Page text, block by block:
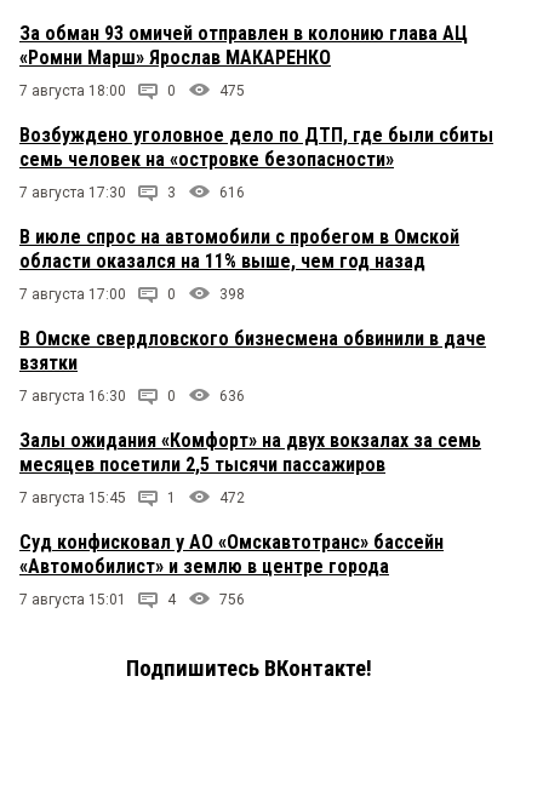
За обман 93 омичей отправлен в колонию глава АЦ
«Ромни Марш» Ярослав МАКАРЕНКО
7 августа 18:00 0 475
Возбуждено уголовное дело по ДТП, где были сбиты
семь человек на «островке безопасности»
7 августа 17:30 3 616
В июле спрос на автомобили с пробегом в Омской
области оказался на 11% выше, чем год назад
7 августа 17:00 0 398
В Омске свердловского бизнесмена обвинили в даче
взятки
7 августа 16:30 0 636
Залы ожидания «Комфорт» на двух вокзалах за семь
месяцев посетили 2,5 тысячи пассажиров
7 августа 15:45 1 472
Суд конфисковал у АО «Омскавтотранс» бассейн
«Автомобилист» и землю в центре города
7 августа 15:01 4 756
Подпишитесь ВКонтакте!